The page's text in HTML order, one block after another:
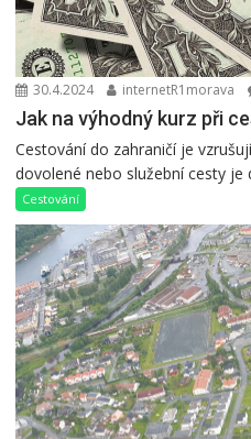
30.4.2024 internetR1morava
Jak na výhodný kurz při
Cestování do zahraničí je
dovolené nebo služební cesty je
Cestování